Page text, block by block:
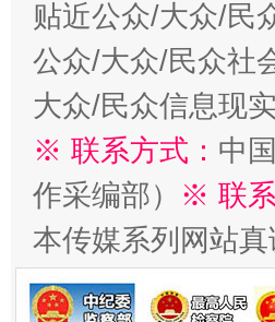
贴近公众/大众/民
公众/大众/民众社
大众/民众信息现实
※ 联系方式： 中
作采编部） ※ 联系
本传媒系列网站